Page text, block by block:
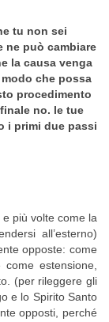
tu non sei
ne può cambiare
la causa venga
che possa
procedimento
no. le tue
i primi due passi
più volte come la
all’esterno)
opposte: come
estensione,
(per rileggere gli
e lo Spirito Santo
opposti, perché